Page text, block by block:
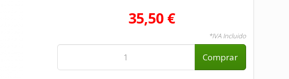
35,50 €
*IVA Incluido
Comprar